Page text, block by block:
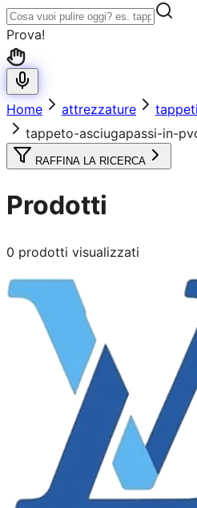
Prova!
Home attrezzature
tappeto-asciugapassi-in-
RAFFINA LA RICERCA
Prodotti
0 prodotti visualizzati